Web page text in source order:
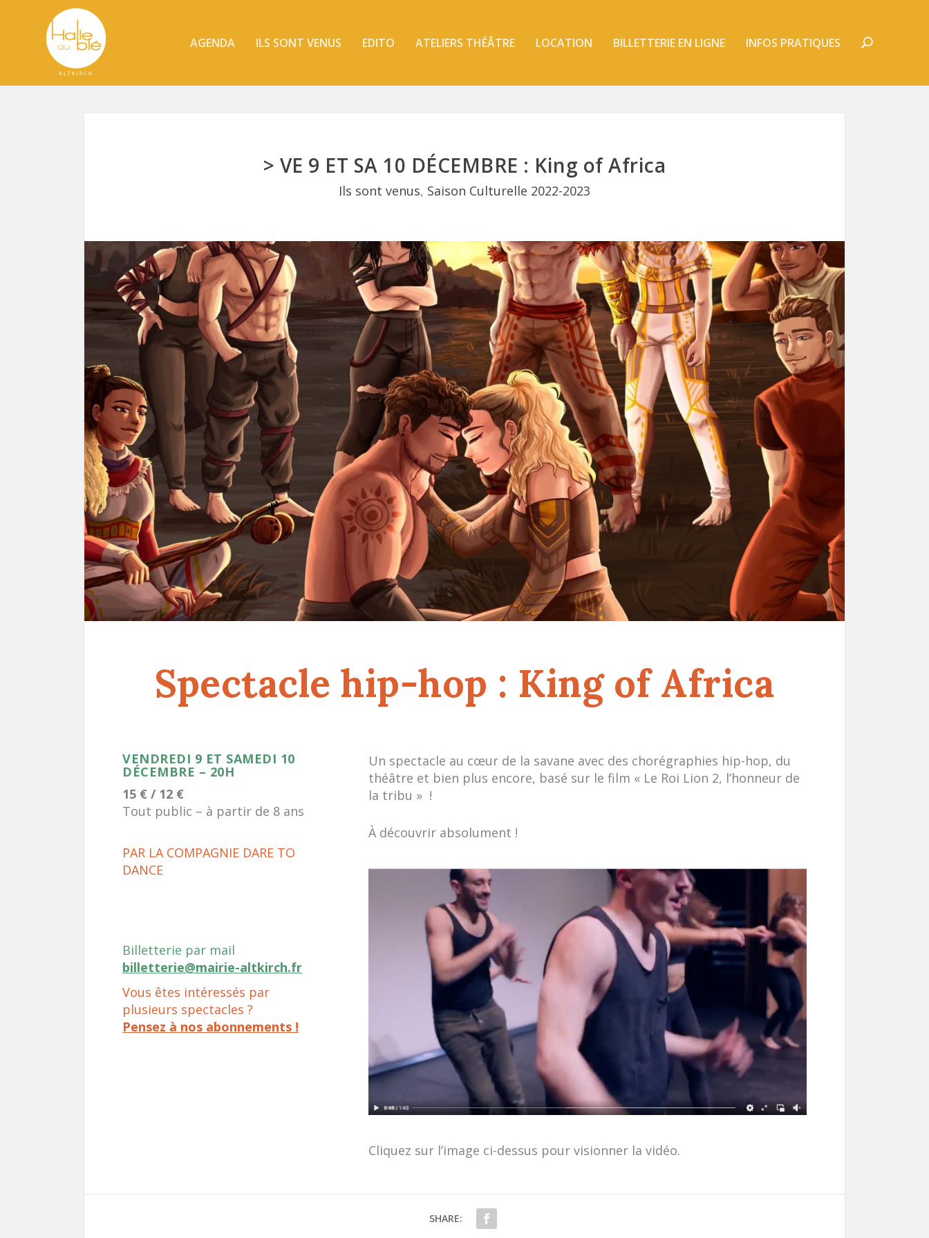
AGENDA ILS SONT VENUS EDITO ATELIERS THÉÂTRE LOCATION BILLETTERIE EN LIGNE INFOS PRATIQUES
> VE 9 ET SA 10 DÉCEMBRE : King of Africa
Ils sont venus, Saison Culturelle 2022-2023
Spectacle hip-hop : King of Africa
VENDREDI 9 ET SAMEDI 10
DÉCEMBRE – 20H
15 € / 12 €
Tout public – à partir de 8 ans
PAR LA COMPAGNIE DARE TO
DANCE
Billetterie par mail
billetterie@mairie-altkirch.fr
Vous êtes intéressés par
plusieurs spectacles ?
Pensez à nos abonnements !
Un spectacle au cœur de la savane avec des chorégraphies hip-hop, du
théâtre et bien plus encore, basé sur le film « Le Roi Lion 2, l’honneur de
la tribu » !
À découvrir absolument !
Cliquez sur l’image ci-dessus pour visionner la vidéo.
SHARE: